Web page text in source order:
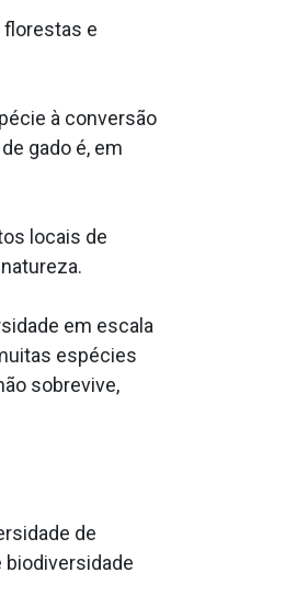
florestas e
à conversão
gado é, em
locais de
em escala
espécies
sobrevive,
de
biodiversidade